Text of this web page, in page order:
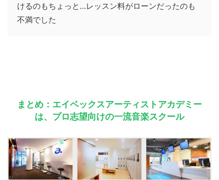
けるのもちょっと…レッスン料がローンだったのも
不満でした
まとめ：エイベックスアーティストアカデミー
は、プロ志望向けの一流音楽スクール